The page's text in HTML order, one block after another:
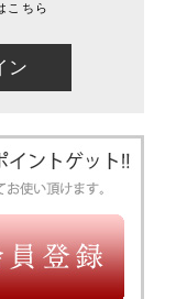
こちら